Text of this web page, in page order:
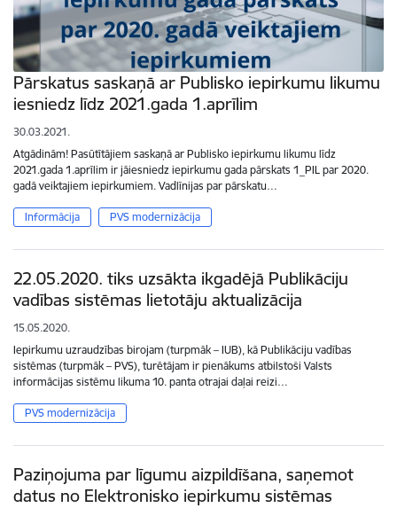
Pārskatus saskaņā ar Publisko iepirkumu likumu
iesniedz līdz 2021.gada 1.aprīlim
30.03.2021.
Atgādinām! Pasūtītājiem saskaņā ar Publisko iepirkumu likumu līdz
2021.gada 1.aprīlim ir jāiesniedz iepirkumu gada pārskats 1_PIL par 2020.
gadā veiktajiem iepirkumiem. Vadlīnijas par pārskatu…
Informācija PVS modernizācija
22.05.2020. tiks uzsākta ikgadējā Publikāciju
vadības sistēmas lietotāju aktualizācija
15.05.2020.
Iepirkumu uzraudzības birojam (turpmāk – IUB), kā Publikāciju vadības
sistēmas (turpmāk – PVS), turētājam ir pienākums atbilstoši Valsts
informācijas sistēmu likuma 10. panta otrajai daļai reizi…
PVS modernizācija
Paziņojuma par līgumu aizpildīšana, saņemot
datus no Elektronisko iepirkumu sistēmas